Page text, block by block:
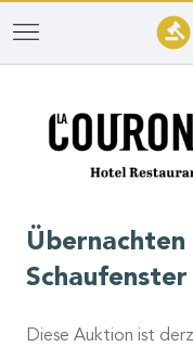
Direkt
zum
Übernachten
Schaufenster
Diese Auktion ist